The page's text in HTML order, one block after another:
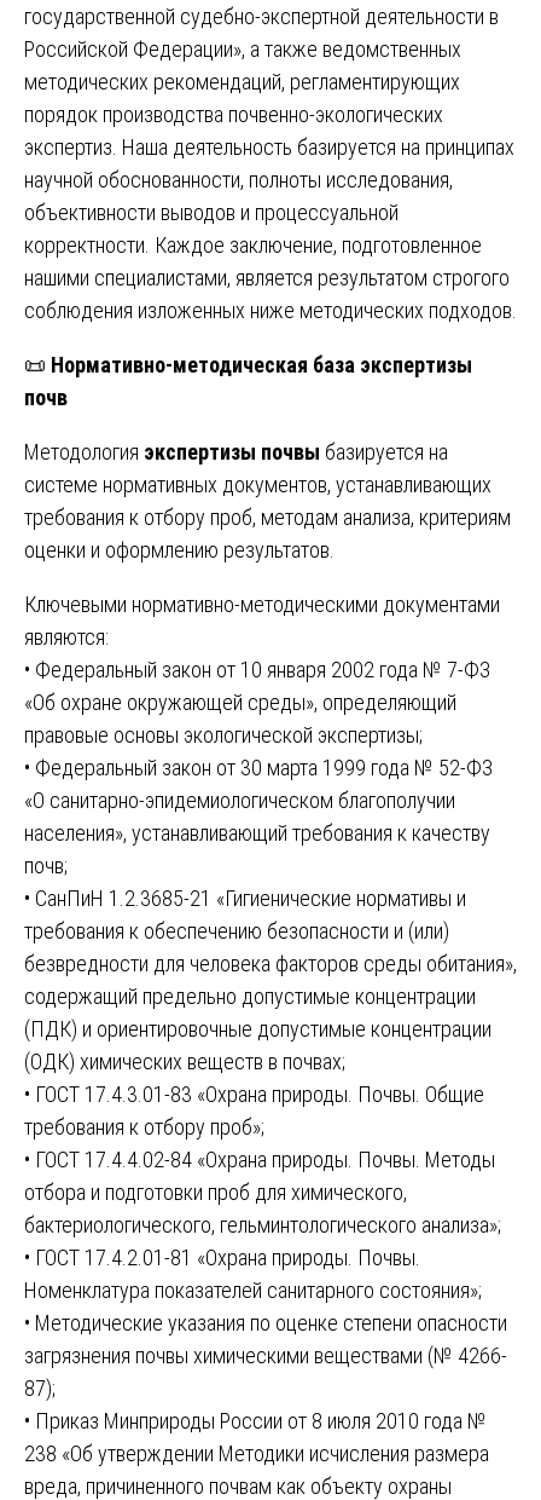
государственной судебно-экспертной деятельности в
Российской Федерации», а также ведомственных
методических рекомендаций, регламентирующих
порядок производства почвенно-экологических
экспертиз. Наша деятельность базируется на принципах
научной обоснованности, полноты исследования,
объективности выводов и процессуальной
корректности. Каждое заключение, подготовленное
нашими специалистами, является результатом строгого
соблюдения изложенных ниже методических подходов.
📜 Нормативно-методическая база экспертизы
почв
Методология экспертизы почвы базируется на
системе нормативных документов, устанавливающих
требования к отбору проб, методам анализа, критериям
оценки и оформлению результатов.
Ключевыми нормативно-методическими документами
являются:
• Федеральный закон от 10 января 2002 года № 7-ФЗ
«Об охране окружающей среды», определяющий
правовые основы экологической экспертизы;
• Федеральный закон от 30 марта 1999 года № 52-ФЗ
«О санитарно-эпидемиологическом благополучии
населения», устанавливающий требования к качеству
почв;
• СанПиН 1.2.3685-21 «Гигиенические нормативы и
требования к обеспечению безопасности и (или)
безвредности для человека факторов среды обитания»,
содержащий предельно допустимые концентрации
(ПДК) и ориентировочные допустимые концентрации
(ОДК) химических веществ в почвах;
• ГОСТ 17.4.3.01-83 «Охрана природы. Почвы. Общие
требования к отбору проб»;
• ГОСТ 17.4.4.02-84 «Охрана природы. Почвы. Методы
отбора и подготовки проб для химического,
бактериологического, гельминтологического анализа»;
• ГОСТ 17.4.2.01-81 «Охрана природы. Почвы.
Номенклатура показателей санитарного состояния»;
• Методические указания по оценке степени опасности
загрязнения почвы химическими веществами (№ 4266-
87);
• Приказ Минприроды России от 8 июля 2010 года №
238 «Об утверждении Методики исчисления размера
вреда, причиненного почвам как объекту охраны